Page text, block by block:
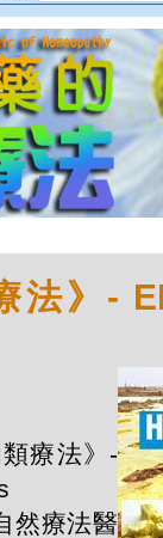
法》-
療法》-
然療法醫